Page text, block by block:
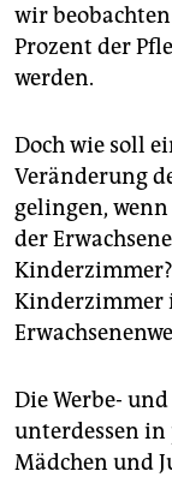
wir
Prozent der
werden.
Doch wie soll
Veränderung
gelingen,
der
Kinderzimmer
Die Werbe-
unterdessen in
Mädchen und